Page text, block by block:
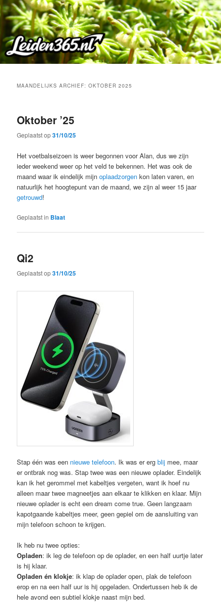
Spring
naar
primaire
inhoud
Spring
naar
secundaire
inhoud
MAANDELIJKS ARCHIEF:OKTOBER 2025
Oktober ’25
Geplaatst op31/10/25
Het voetbalseizoen is weer begonnen voor Alan, dus we zijn
ieder weekend weer op het veld te bekennen. Het was ook de
maand waar ik eindelijk mijnoplaadzorgen kon laten varen, en
natuurlijk het hoogtepunt van de maand, we zijn al weer 15 jaar
getrouwd!
Geplaatst in Blaat
Qi2
Geplaatst op31/10/25
Stap één was een nieuwe telefoon. Ik was er ergblij mee, maar
er ontbrak nog was. Stap twee was een nieuwe oplader. Eindelijk
kan ik het gerommel met kabeltjes vergeten, want ik hoef nu
alleen maar twee magneetjes aan elkaar te klikken en klaar. Mijn
nieuwe oplader is echt een dream come true. Geen langzaam
kapotgaande kabeltjes meer, geen gepiel om de aansluiting van
mijn telefoon schoon te krijgen.
Ik heb nu twee opties:
Opladen: ik leg de telefoon op de oplader, en een half uurtje later
is hij klaar.
Opladen én klokje: ik klap de oplader open, plak de telefoon
erop en na een half uur is hij opgeladen. Ondertussen heb ik de
hele avond een subtiel klokje naast mijn bed.